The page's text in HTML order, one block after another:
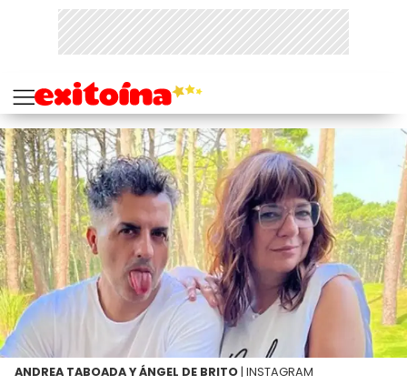
ANDREA TABOADA Y ÁNGEL DE BRITO | INSTAGRAM